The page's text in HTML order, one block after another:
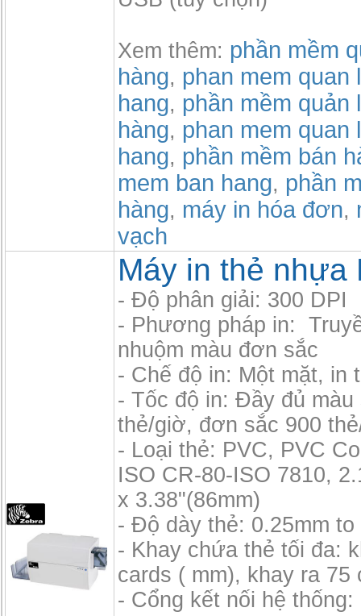
Xem thêm: phần mềm
hàng, phan mem quan
hang, phần mềm quản
hàng, phan mem quan
hang, phần mềm bán
mem ban hang, phần
hàng, máy in hóa đơn,
vạch
Máy in thẻ nhựa
- Độ phân giải: 300 DPI
- Phương pháp in:
nhuộm màu đơn sắc
- Chế độ in: Một mặt, in
- Tốc độ in: Đầy đủ màu
thẻ/giờ, đơn sắc 900
- Loại thẻ: PVC, PVC
ISO CR-80-ISO 7810,
x 3.38"(86mm)
- Độ dày thẻ: 0.25mm to
- Khay chứa thẻ tối đa:
cards ( mm), khay ra 75
- Cổng kết nối hệ thống: